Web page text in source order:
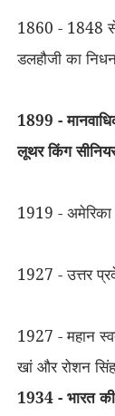
1860 - 1848 से
डलहौजी का
1899 -
लूथर किंग
1919 - अमेरिका
1927 - उत्तर
1927 - महान
खां और रोशन
1934 - भारत की